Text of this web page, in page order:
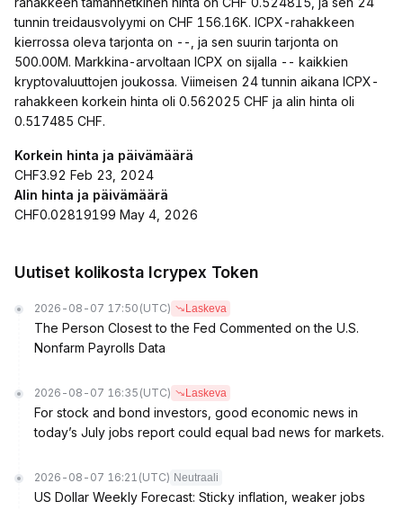
tunnin treidausvolyymi on CHF 156.16K. ICPX-rahakkeen
kierrossa oleva tarjonta on --, ja sen suurin tarjonta on
500.00M. Markkina-arvoltaan ICPX on sijalla -- kaikkien
kryptovaluuttojen joukossa. Viimeisen 24 tunnin aikana ICPX-
rahakkeen korkein hinta oli 0.562025 CHF ja alin hinta oli
0.517485 CHF.
Korkein hinta ja päivämäärä
CHF3.92 Feb 23, 2024
Alin hinta ja päivämäärä
CHF0.02819199 May 4, 2026
Uutiset kolikosta Icrypex Token
2026-08-07 17:50 (UTC) Laskeva
The Person Closest to the Fed Commented on the U.S.
Nonfarm Payrolls Data
2026-08-07 16:35 (UTC) Laskeva
For stock and bond investors, good economic news in
today’s July jobs report could equal bad news for markets.
2026-08-07 16:21 (UTC) Neutraali
US Dollar Weekly Forecast: Sticky inflation, weaker jobs